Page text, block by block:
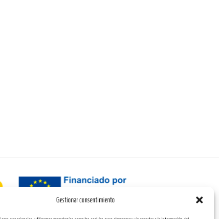
Gestionar consentimiento